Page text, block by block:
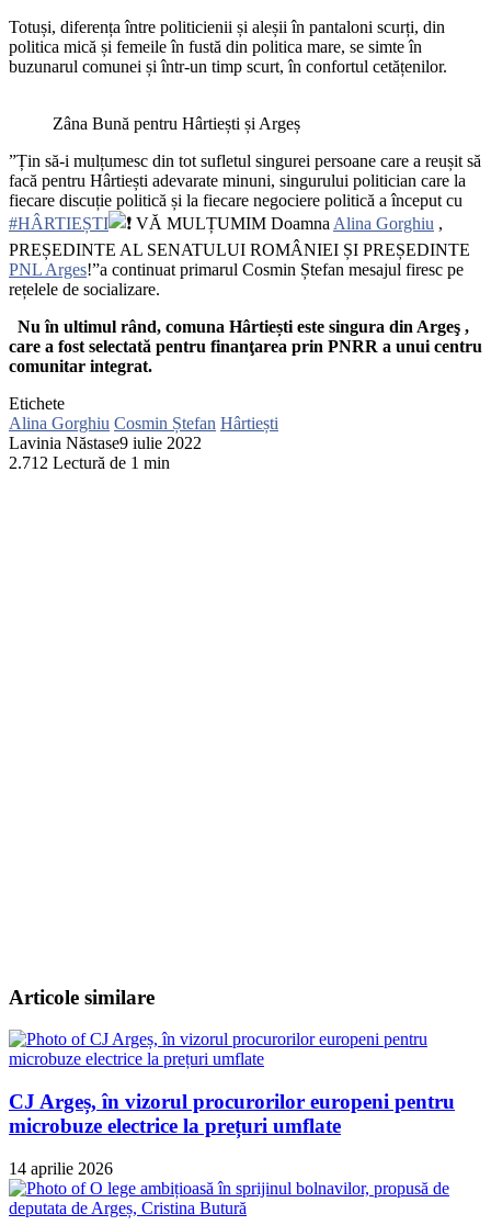
Totuși, diferența între politicienii și aleșii în pantaloni scurți, din
politica mică și femeile în fustă din politica mare, se simte în
buzunarul comunei și într-un timp scurt, în confortul cetățenilor.
Zâna Bună pentru Hârtiești și Argeș
”Țin să-i mulțumesc din tot sufletul singurei persoane care a reușit să
facă pentru Hârtiești adevarate minuni, singurului politician care la
fiecare discuție politică și la fiecare negociere politică a început cu
#HÂRTIEȘTI
VĂ MULȚUMIM Doamna Alina Gorghiu ,
PREȘEDINTE AL SENATULUI ROMÂNIEI ȘI PREȘEDINTE
PNL Arges!”a continuat primarul Cosmin Ștefan mesajul firesc pe
rețelele de socializare.
Nu în ultimul rând, comuna Hârtiești este singura din Argeş ,
care a fost selectată pentru finanţarea prin PNRR a unui centru
comunitar integrat.
Etichete
Alina Gorghiu Cosmin Ștefan Hârtiești
Lavinia Năstase9 iulie 2022
2.712 Lectură de 1 min
Articole similare
CJ Argeș, în vizorul procurorilor europeni pentru
microbuze electrice la prețuri umflate
14 aprilie 2026